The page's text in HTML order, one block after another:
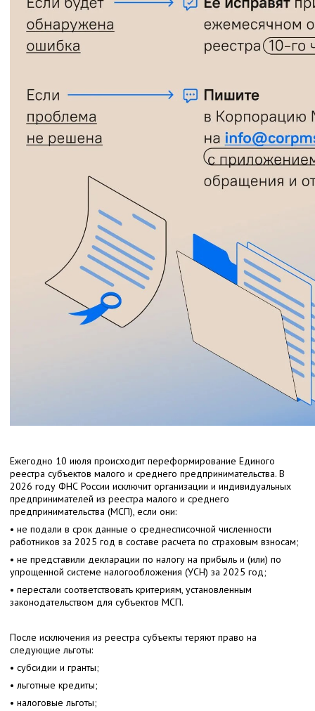
Ежегодно 10 июля происходит переформирование Единого
реестра субъектов малого и среднего предпринимательства. В
2026 году ФНС России исключит организации и индивидуальных
предпринимателей из реестра малого и среднего
предпринимательства (МСП), если они:
• не подали в срок данные о среднесписочной численности
работников за 2025 год в составе расчета по страховым взносам;
• не представили декларации по налогу на прибыль и (или) по
упрощенной системе налогообложения (УСН) за 2025 год;
• перестали соответствовать критериям, установленным
законодательством для субъектов МСП.
После исключения из реестра субъекты теряют право на
следующие льготы:
• субсидии и гранты;
• льготные кредиты;
• налоговые льготы;